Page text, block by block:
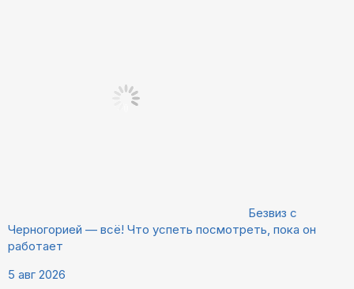
Безвиз с
Черногорией — всё! Что успеть посмотреть, пока он
работает
5 авг 2026